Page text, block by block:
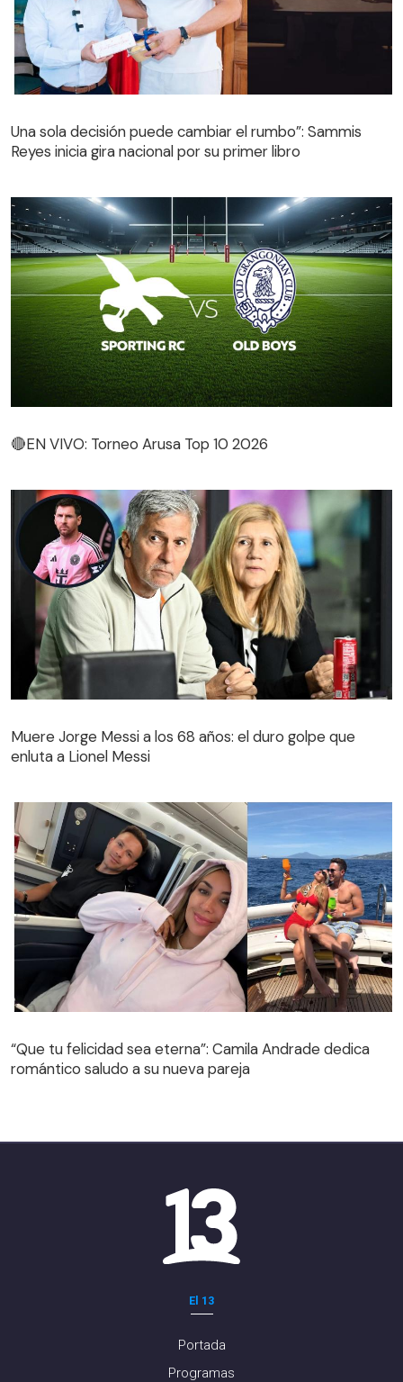
Una sola decisión puede cambiar el rumbo”: Sammis
Reyes inicia gira nacional por su primer libro
🔴EN VIVO: Torneo Arusa Top 10 2026
Muere Jorge Messi a los 68 años: el duro golpe que
enluta a Lionel Messi
“Que tu felicidad sea eterna”: Camila Andrade dedica
romántico saludo a su nueva pareja
El 13
Portada
Programas